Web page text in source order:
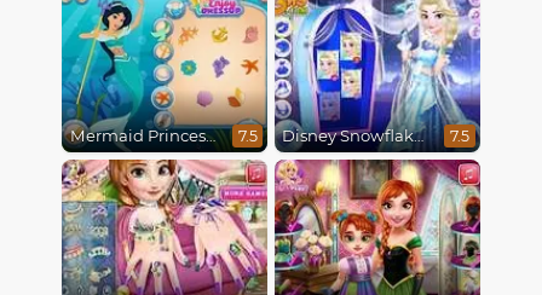
Mermaid Princesses 7.5 Disney Snowflakes Winter Ball 7.5